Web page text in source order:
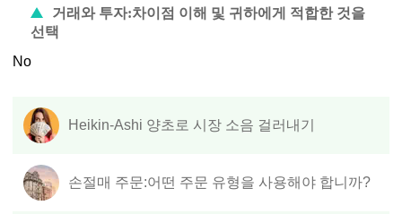
거래와 투자:차이점 이해 및 귀하에게 적합한 것을
선택
No
Heikin-Ashi 양초로 시장 소음 걸러내기
손절매 주문:어떤 주문 유형을 사용해야 합니까?